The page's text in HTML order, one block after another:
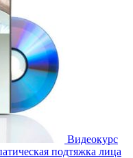
Видеокурс
подтяжка лица